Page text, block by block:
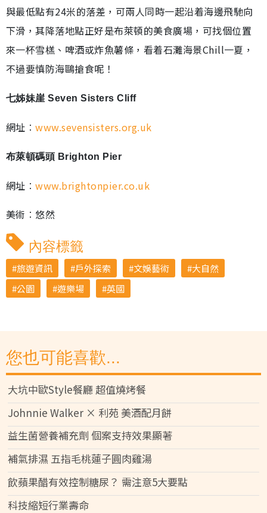
與最低點有24米的落差，可兩人同時一起沿着海邊飛馳向
下滑，其降落地點正好是布萊頓的美食廣場，可找個位置
來一杯雪榚、啤酒或炸魚薯條，看着石灘海景Chill一夏，
不過要慎防海鷗搶食呢！
七姊妹崖 Seven Sisters Cliff
網址︰www.sevensisters.org.uk
布萊頓碼頭 Brighton Pier
網址︰www.brightonpier.co.uk
美術︰悠然
內容標籤
旅遊資訊 戶外探索 文娛藝術
大自然
公園
遊樂場 英國
您也可能喜歡...
大坑中歐Style餐廳 超值燒烤餐
Johnnie Walker × 利苑 美酒配月餅
益生菌營養補充劑 個案支持效果顯著
補氣排濕 五指毛桃蓮子圓肉雞湯
飲蘋果醋有效控制糖尿？ 需注意5大要點
科技縮短行業壽命